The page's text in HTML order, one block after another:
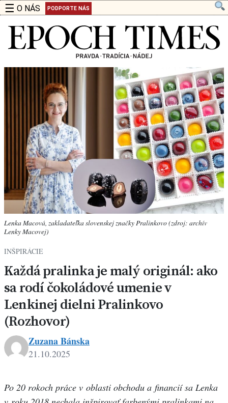
☰ O NÁS PODPORTE NÁS
Lenka Macová, zakladateľka slovenskej značky Pralinkovo (zdroj: archív
Lenky Macovej)
INŠPIRÁCIE
Každá pralinka je malý originál: ako
sa rodí čokoládové umenie v
Lenkinej dielni Pralinkovo
(Rozhovor)
Zuzana Bánska
21.10.2025
Po 20 rokoch práce v oblasti obchodu a financií sa Lenka